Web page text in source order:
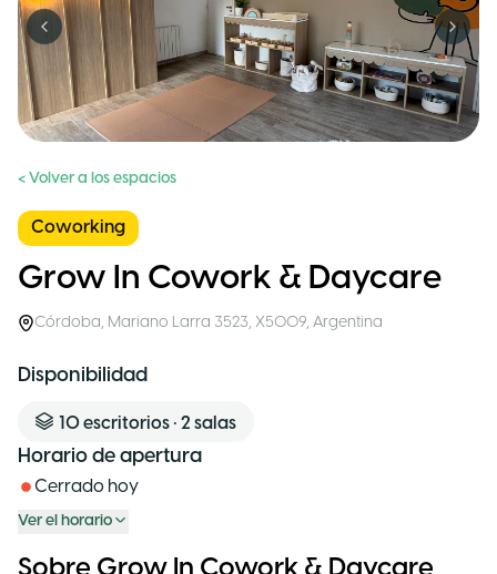
Previous slide Next
< Volver a los espacios
Coworking
Grow In Cowork & Daycare
Córdoba, Mariano Larra 3523, X5009, Argentina
Disponibilidad
10escritorios • 2 salas
Horario de apertura
Cerrado hoy
Ver el horario